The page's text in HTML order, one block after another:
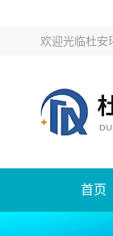
欢迎光临杜安
首页